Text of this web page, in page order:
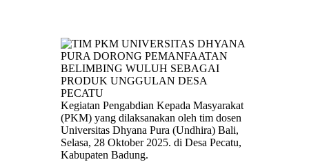
Kegiatan Pengabdian Kepada Masyarakat
(PKM) yang dilaksanakan oleh tim dosen
Universitas Dhyana Pura (Undhira) Bali,
Selasa, 28 Oktober 2025. di Desa Pecatu,
Kabupaten Badung.